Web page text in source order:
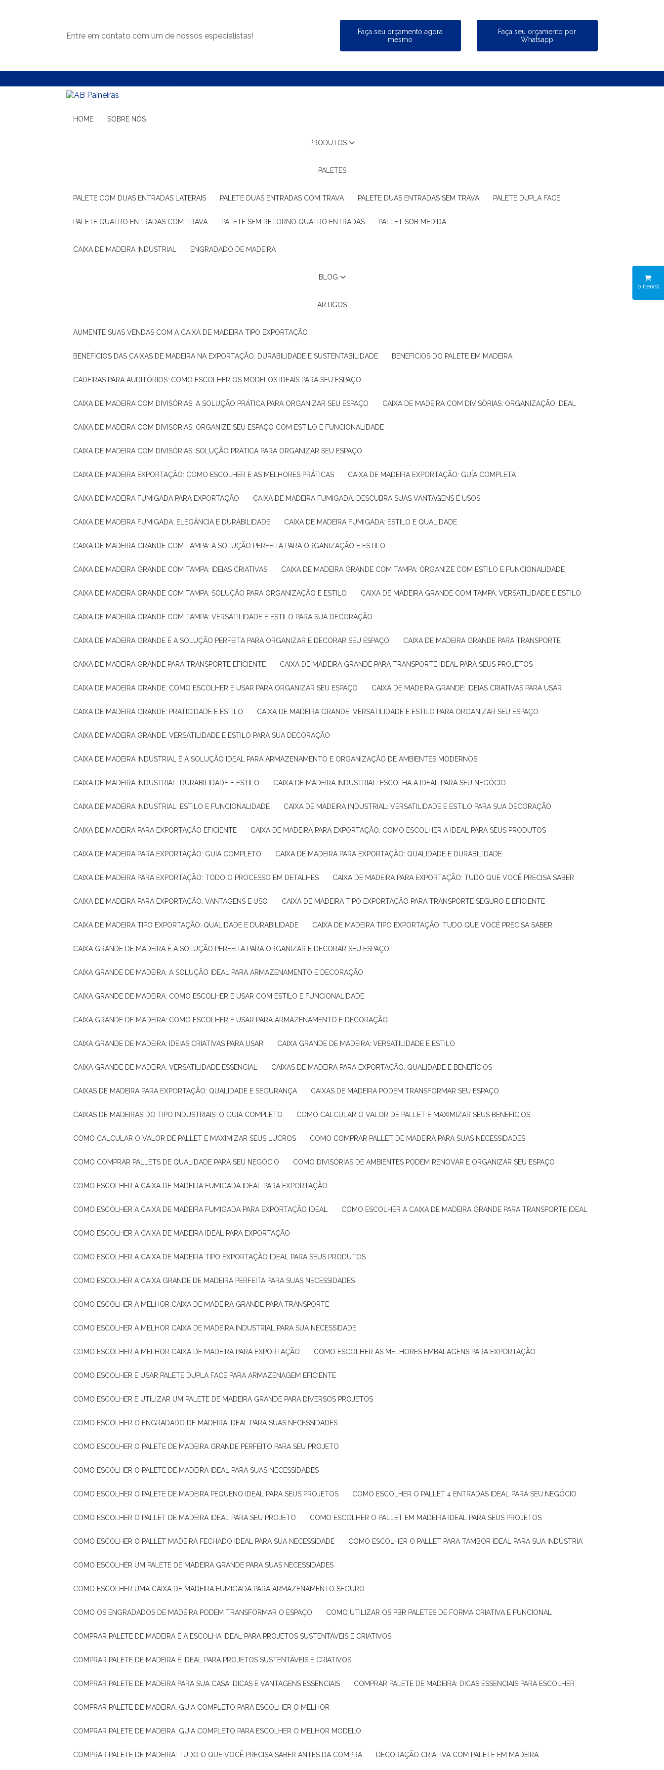
Entre em contato com um de nossos especialistas!
Faça seu orçamento agora
mesmo
Faça seu orçamento por
Whatsapp
HOME SOBRE NÓS
PRODUTOS
PALETES
PALETE COM DUAS ENTRADAS LATERAIS PALETE DUAS ENTRADAS COM TRAVA PALETE DUAS ENTRADAS SEM TRAVA PALETE DUPLA FACE
PALETE QUATRO ENTRADAS COM TRAVA PALETE SEM RETORNO QUATRO ENTRADAS PALLET SOB MEDIDA
CAIXA DE MADEIRA INDUSTRIAL ENGRADADO DE MADEIRA
BLOG
ARTIGOS
AUMENTE SUAS VENDAS COM A CAIXA DE MADEIRA TIPO EXPORTAÇÃO
BENEFÍCIOS DAS CAIXAS DE MADEIRA NA EXPORTAÇÃO: DURABILIDADE E SUSTENTABILIDADE BENEFÍCIOS DO PALETE EM MADEIRA
CADEIRAS PARA AUDITÓRIOS: COMO ESCOLHER OS MODELOS IDEAIS PARA SEU ESPAÇO
CAIXA DE MADEIRA COM DIVISÓRIAS: A SOLUÇÃO PRÁTICA PARA ORGANIZAR SEU ESPAÇO CAIXA DE MADEIRA COM DIVISÓRIAS: ORGANIZAÇÃO IDEAL
CAIXA DE MADEIRA COM DIVISÓRIAS: ORGANIZE SEU ESPAÇO COM ESTILO E FUNCIONALIDADE
CAIXA DE MADEIRA COM DIVISÓRIAS: SOLUÇÃO PRÁTICA PARA ORGANIZAR SEU ESPAÇO
CAIXA DE MADEIRA EXPORTAÇÃO: COMO ESCOLHER E AS MELHORES PRÁTICAS CAIXA DE MADEIRA EXPORTAÇÃO: GUÍA COMPLETA
CAIXA DE MADEIRA FUMIGADA PARA EXPORTAÇÃO CAIXA DE MADEIRA FUMIGADA: DESCUBRA SUAS VANTAGENS E USOS
CAIXA DE MADEIRA FUMIGADA: ELEGÂNCIA E DURABILIDADE CAIXA DE MADEIRA FUMIGADA: ESTILO E QUALIDADE
CAIXA DE MADEIRA GRANDE COM TAMPA: A SOLUÇÃO PERFEITA PARA ORGANIZAÇÃO E ESTILO
CAIXA DE MADEIRA GRANDE COM TAMPA: IDEIAS CRIATIVAS CAIXA DE MADEIRA GRANDE COM TAMPA: ORGANIZE COM ESTILO E FUNCIONALIDADE
CAIXA DE MADEIRA GRANDE COM TAMPA: SOLUÇÃO PARA ORGANIZAÇÃO E ESTILO CAIXA DE MADEIRA GRANDE COM TAMPA: VERSATILIDADE E ESTILO
CAIXA DE MADEIRA GRANDE COM TAMPA: VERSATILIDADE E ESTILO PARA SUA DECORAÇÃO
CAIXA DE MADEIRA GRANDE É A SOLUÇÃO PERFEITA PARA ORGANIZAR E DECORAR SEU ESPAÇO CAIXA DE MADEIRA GRANDE PARA TRANSPORTE
CAIXA DE MADEIRA GRANDE PARA TRANSPORTE EFICIENTE CAIXA DE MADEIRA GRANDE PARA TRANSPORTE IDEAL PARA SEUS PROJETOS
CAIXA DE MADEIRA GRANDE: COMO ESCOLHER E USAR PARA ORGANIZAR SEU ESPAÇO CAIXA DE MADEIRA GRANDE: IDEIAS CRIATIVAS PARA USAR
CAIXA DE MADEIRA GRANDE: PRATICIDADE E ESTILO CAIXA DE MADEIRA GRANDE: VERSATILIDADE E ESTILO PARA ORGANIZAR SEU ESPAÇO
CAIXA DE MADEIRA GRANDE: VERSATILIDADE E ESTILO PARA SUA DECORAÇÃO
CAIXA DE MADEIRA INDUSTRIAL É A SOLUÇÃO IDEAL PARA ARMAZENAMENTO E ORGANIZAÇÃO DE AMBIENTES MODERNOS
CAIXA DE MADEIRA INDUSTRIAL: DURABILIDADE E ESTILO CAIXA DE MADEIRA INDUSTRIAL: ESCOLHA A IDEAL PARA SEU NEGÓCIO
CAIXA DE MADEIRA INDUSTRIAL: ESTILO E FUNCIONALIDADE CAIXA DE MADEIRA INDUSTRIAL: VERSATILIDADE E ESTILO PARA SUA DECORAÇÃO
CAIXA DE MADEIRA PARA EXPORTAÇÃO EFICIENTE CAIXA DE MADEIRA PARA EXPORTAÇÃO: COMO ESCOLHER A IDEAL PARA SEUS PRODUTOS
CAIXA DE MADEIRA PARA EXPORTAÇÃO: GUIA COMPLETO CAIXA DE MADEIRA PARA EXPORTAÇÃO: QUALIDADE E DURABILIDADE
CAIXA DE MADEIRA PARA EXPORTAÇÃO: TODO O PROCESSO EM DETALHES CAIXA DE MADEIRA PARA EXPORTAÇÃO: TUDO QUE VOCÊ PRECISA SABER
CAIXA DE MADEIRA PARA EXPORTAÇÃO: VANTAGENS E USO CAIXA DE MADEIRA TIPO EXPORTAÇÃO PARA TRANSPORTE SEGURO E EFICIENTE
CAIXA DE MADEIRA TIPO EXPORTAÇÃO: QUALIDADE E DURABILIDADE CAIXA DE MADEIRA TIPO EXPORTAÇÃO: TUDO QUE VOCÊ PRECISA SABER
CAIXA GRANDE DE MADEIRA É A SOLUÇÃO PERFEITA PARA ORGANIZAR E DECORAR SEU ESPAÇO
CAIXA GRANDE DE MADEIRA: A SOLUÇÃO IDEAL PARA ARMAZENAMENTO E DECORAÇÃO
CAIXA GRANDE DE MADEIRA: COMO ESCOLHER E USAR COM ESTILO E FUNCIONALIDADE
CAIXA GRANDE DE MADEIRA: COMO ESCOLHER E USAR PARA ARMAZENAMENTO E DECORAÇÃO
CAIXA GRANDE DE MADEIRA: IDEIAS CRIATIVAS PARA USAR CAIXA GRANDE DE MADEIRA: VERSATILIDADE E ESTILO
CAIXA GRANDE DE MADEIRA: VERSATILIDADE ESSENCIAL CAIXAS DE MADEIRA PARA EXPORTAÇÃO: QUALIDADE E BENEFÍCIOS
CAIXAS DE MADEIRA PARA EXPORTAÇÃO: QUALIDADE E SEGURANÇA CAIXAS DE MADEIRA PODEM TRANSFORMAR SEU ESPAÇO
CAIXAS DE MADEIRAS DO TIPO INDUSTRIAIS: O GUIA COMPLETO COMO CALCULAR O VALOR DE PALLET E MAXIMIZAR SEUS BENEFÍCIOS
COMO CALCULAR O VALOR DE PALLET E MAXIMIZAR SEUS LUCROS COMO COMPRAR PALLET DE MADEIRA PARA SUAS NECESSIDADES
COMO COMPRAR PALLETS DE QUALIDADE PARA SEU NEGÓCIO COMO DIVISÓRIAS DE AMBIENTES PODEM RENOVAR E ORGANIZAR SEU ESPAÇO
COMO ESCOLHER A CAIXA DE MADEIRA FUMIGADA IDEAL PARA EXPORTAÇÃO
COMO ESCOLHER A CAIXA DE MADEIRA FUMIGADA PARA EXPORTAÇÃO IDEAL COMO ESCOLHER A CAIXA DE MADEIRA GRANDE PARA TRANSPORTE IDEAL
COMO ESCOLHER A CAIXA DE MADEIRA IDEAL PARA EXPORTAÇÃO
COMO ESCOLHER A CAIXA DE MADEIRA TIPO EXPORTAÇÃO IDEAL PARA SEUS PRODUTOS
COMO ESCOLHER A CAIXA GRANDE DE MADEIRA PERFEITA PARA SUAS NECESSIDADES
COMO ESCOLHER A MELHOR CAIXA DE MADEIRA GRANDE PARA TRANSPORTE
COMO ESCOLHER A MELHOR CAIXA DE MADEIRA INDUSTRIAL PARA SUA NECESSIDADE
COMO ESCOLHER A MELHOR CAIXA DE MADEIRA PARA EXPORTAÇÃO COMO ESCOLHER AS MELHORES EMBALAGENS PARA EXPORTAÇÃO
COMO ESCOLHER E USAR PALETE DUPLA FACE PARA ARMAZENAGEM EFICIENTE
COMO ESCOLHER E UTILIZAR UM PALETE DE MADEIRA GRANDE PARA DIVERSOS PROJETOS
COMO ESCOLHER O ENGRADADO DE MADEIRA IDEAL PARA SUAS NECESSIDADES
COMO ESCOLHER O PALETE DE MADEIRA GRANDE PERFEITO PARA SEU PROJETO
COMO ESCOLHER O PALETE DE MADEIRA IDEAL PARA SUAS NECESSIDADES
COMO ESCOLHER O PALETE DE MADEIRA PEQUENO IDEAL PARA SEUS PROJETOS COMO ESCOLHER O PALLET 4 ENTRADAS IDEAL PARA SEU NEGÓCIO
COMO ESCOLHER O PALLET DE MADEIRA IDEAL PARA SEU PROJETO COMO ESCOLHER O PALLET EM MADEIRA IDEAL PARA SEUS PROJETOS
COMO ESCOLHER O PALLET MADEIRA FECHADO IDEAL PARA SUA NECESSIDADE COMO ESCOLHER O PALLET PARA TAMBOR IDEAL PARA SUA INDÚSTRIA
COMO ESCOLHER UM PALETE DE MADEIRA GRANDE PARA SUAS NECESSIDADES
COMO ESCOLHER UMA CAIXA DE MADEIRA FUMIGADA PARA ARMAZENAMENTO SEGURO
COMO OS ENGRADADOS DE MADEIRA PODEM TRANSFORMAR O ESPAÇO COMO UTILIZAR OS PBR PALETES DE FORMA CRIATIVA E FUNCIONAL
COMPRAR PALETE DE MADEIRA É A ESCOLHA IDEAL PARA PROJETOS SUSTENTÁVEIS E CRIATIVOS
COMPRAR PALETE DE MADEIRA É IDEAL PARA PROJETOS SUSTENTÁVEIS E CRIATIVOS
COMPRAR PALETE DE MADEIRA PARA SUA CASA: DICAS E VANTAGENS ESSENCIAIS COMPRAR PALETE DE MADEIRA: DICAS ESSENCIAIS PARA ESCOLHER
COMPRAR PALETE DE MADEIRA: GUIA COMPLETO PARA ESCOLHER O MELHOR
COMPRAR PALETE DE MADEIRA: GUIA COMPLETO PARA ESCOLHER O MELHOR MODELO
COMPRAR PALETE DE MADEIRA: TUDO O QUE VOCÊ PRECISA SABER ANTES DA COMPRA DECORAÇÃO CRIATIVA COM PALETE EM MADEIRA
0 iten(s)